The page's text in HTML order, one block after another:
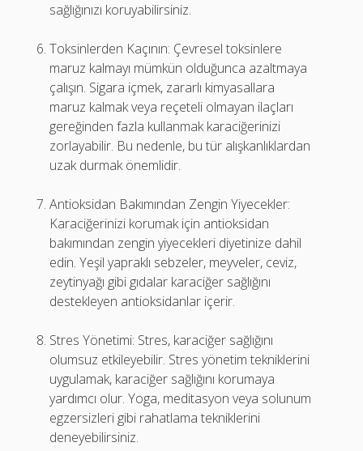
sağlığınızı koruyabilirsiniz.
Toksinlerden Kaçının: Çevresel toksinlere
maruz kalmayı mümkün olduğunca azaltmaya
çalışın. Sigara içmek, zararlı kimyasallara
maruz kalmak veya reçeteli olmayan ilaçları
gereğinden fazla kullanmak karaciğerinizi
zorlayabilir. Bu nedenle, bu tür alışkanlıklardan
uzak durmak önemlidir.
Antioksidan Bakımından Zengin Yiyecekler:
Karaciğerinizi korumak için antioksidan
bakımından zengin yiyecekleri diyetinize dahil
edin. Yeşil yapraklı sebzeler, meyveler, ceviz,
zeytinyağı gibi gıdalar karaciğer sağlığını
destekleyen antioksidanlar içerir.
Stres Yönetimi: Stres, karaciğer sağlığını
olumsuz etkileyebilir. Stres yönetim tekniklerini
uygulamak, karaciğer sağlığını korumaya
yardımcı olur. Yoga, meditasyon veya solunum
egzersizleri gibi rahatlama tekniklerini
deneyebilirsiniz.